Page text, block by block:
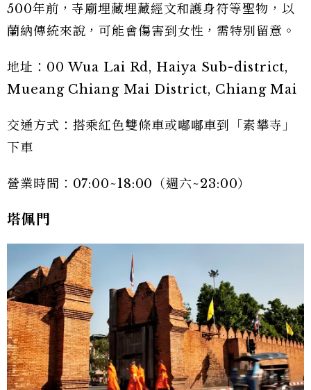
500年前，寺廟埋藏埋藏經文和護身符等聖物，以
蘭納傳統來說，可能會傷害到女性，需特別留意。
地址：00 Wua Lai Rd, Haiya Sub-district,
Mueang Chiang Mai District, Chiang Mai
交通方式：搭乘紅色雙條車或嘟嘟車到「素攀寺」
下車
營業時間：07:00~18:00（週六~23:00）
塔佩門